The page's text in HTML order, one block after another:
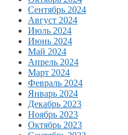
Сентябрь 2024
Август 2024
Июль 2024
Июнь 2024
Май 2024
Апрель 2024
Март 2024
Февраль 2024
Январь 2024
Декабрь 2023
Ноябрь 2023
Октябрь 2023